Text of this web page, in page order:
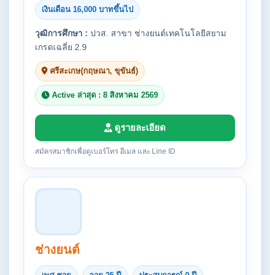
เงินเดือน 16,000 บาทขึ้นไป
วุฒิการศึกษา : ปวส. สาขา ช่างยนต์เทคโนโลยีสยาม
เกรดเฉลี่ย 2.9
ศรีสะเกษ(กฤษณา, ขุขันธ์)
Active ล่าสุด : 8 สิงหาคม 2569
ดูรายละเอียด
สมัครสมาชิกเพื่อดูเบอร์โทร อีเมล และ Line ID
ช่างยนต์